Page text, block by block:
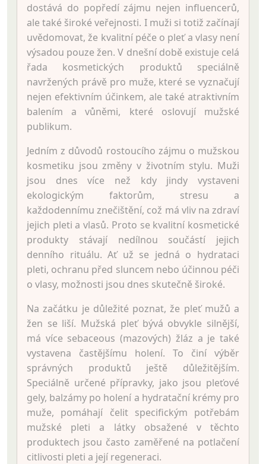
dostává do popředí zájmu nejen influencerů,
ale také široké veřejnosti. I muži si totiž začínají
uvědomovat, že kvalitní péče o pleť a vlasy není
výsadou pouze žen. V dnešní době existuje celá
řada kosmetických produktů speciálně
navržených právě pro muže, které se vyznačují
nejen efektivním účinkem, ale také atraktivním
balením a vůněmi, které oslovují mužské
publikum.
Jedním z důvodů rostoucího zájmu o mužskou
kosmetiku jsou změny v životním stylu. Muži
jsou dnes více než kdy jindy vystaveni
ekologickým faktorům, stresu a
každodennímu znečištění, což má vliv na zdraví
jejich pleti a vlasů. Proto se kvalitní kosmetické
produkty stávají nedílnou součástí jejich
denního rituálu. Ať už se jedná o hydrataci
pleti, ochranu před sluncem nebo účinnou péči
o vlasy, možnosti jsou dnes skutečně široké.
Na začátku je důležité poznat, že pleť mužů a
žen se liší. Mužská pleť bývá obvykle silnější,
má více sebaceous (mazových) žláz a je také
vystavena častějšímu holení. To činí výběr
správných produktů ještě důležitějším.
Speciálně určené přípravky, jako jsou pleťové
gely, balzámy po holení a hydratační krémy pro
muže, pomáhají čelit specifickým potřebám
mužské pleti a látky obsažené v těchto
produktech jsou často zaměřené na potlačení
citlivosti pleti a její regeneraci.